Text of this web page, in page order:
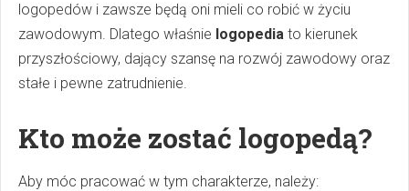
logopedów i zawsze będą oni mieli co robić w życiu
zawodowym. Dlatego właśnie logopedia to kierunek
przyszłościowy, dający szansę na rozwój zawodowy oraz
stałe i pewne zatrudnienie.
Kto może zostać logopedą?
Aby móc pracować w tym charakterze, należy: